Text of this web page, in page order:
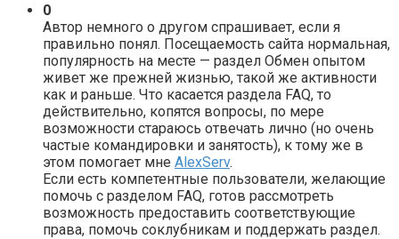
0
Автор немного о другом спрашивает, если я
правильно понял. Посещаемость сайта нормальная,
популярность на месте — раздел Обмен опытом
живет же прежней жизнью, такой же активности
как и раньше. Что касается раздела FAQ, то
действительно, копятся вопросы, по мере
возможности стараюсь отвечать лично (но очень
частые командировки и занятость), к тому же в
этом помогает мне AlexServ.
Если есть компетентные пользователи, желающие
помочь с разделом FAQ, готов рассмотреть
возможность предоставить соответствующие
права, помочь соклубникам и поддержать раздел.